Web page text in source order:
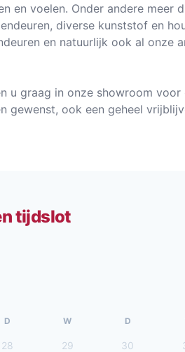
en voelen. Onder andere meer
diverse kunststof en
en natuurlijk ook al onze
u graag in onze showroom voor
gewenst, ook een geheel
tijdslot
D W D
28 29 30